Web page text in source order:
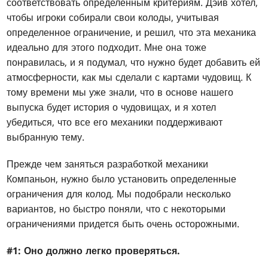
чтобы игроки собирали свои колоды, учитывая
определенное ограничение, и решил, что эта механика
идеально для этого подходит. Мне она тоже
понравилась, и я подумал, что нужно будет добавить ей
атмосферности, как мы сделали с картами чудовищ. К
тому времени мы уже знали, что в основе нашего
выпуска будет история о чудовищах, и я хотел
убедиться, что все его механики поддерживают
выбранную тему.
Прежде чем заняться разработкой механики
Компаньон, нужно было установить определенные
ограничения для колод. Мы подобрали несколько
вариантов, но быстро поняли, что с некоторыми
ограничениями придется быть очень осторожными.
#1: Оно должно легко проверяться.